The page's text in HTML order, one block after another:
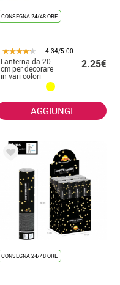
CONSEGNA 24/48 ORE
4.34/5.00
Lanterna da 20
cm per decorare
in vari colori
2.25€
AGGIUNGI
CONSEGNA 24/48 ORE